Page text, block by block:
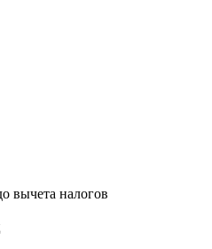
вычета налогов